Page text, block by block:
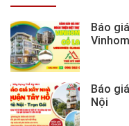
Báo
Báo
Nội